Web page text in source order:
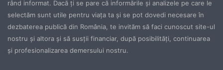
rând informat. Dacă ţi se pare că informările şi analizele pe care le
selectăm sunt utile pentru viaţa ta şi se pot dovedi necesare în
dezbaterea publică din România, te invităm să faci cunoscut site-ul
nostru şi altora şi să susţii financiar, după posibilităţi, continuarea
şi profesionalizarea demersului nostru.